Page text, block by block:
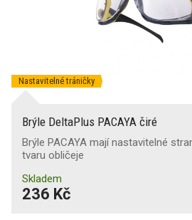
Nastavitelné tráničky
Brýle DeltaPlus PACAYA čiré
Brýle PACAYA mají nastavitelné
tvaru obličeje
Skladem
236 Kč